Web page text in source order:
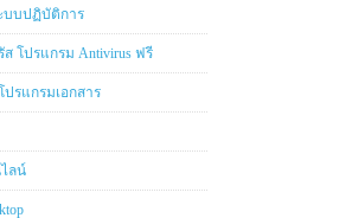
บบปฏิบัติการ
โปรแกรม Antivirus ฟรี
รแกรมเอกสาร
ลน์